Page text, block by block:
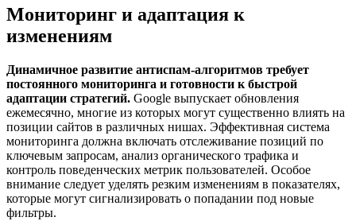
Мониторинг и адаптация к
изменениям
Динамичное развитие антиспам-алгоритмов требует
постоянного мониторинга и готовности к быстрой
адаптации стратегий. Google выпускает обновления
ежемесячно, многие из которых могут существенно влиять на
позиции сайтов в различных нишах. Эффективная система
мониторинга должна включать отслеживание позиций по
ключевым запросам, анализ органического трафика и
контроль поведенческих метрик пользователей. Особое
внимание следует уделять резким изменениям в показателях,
которые могут сигнализировать о попадании под новые
фильтры.